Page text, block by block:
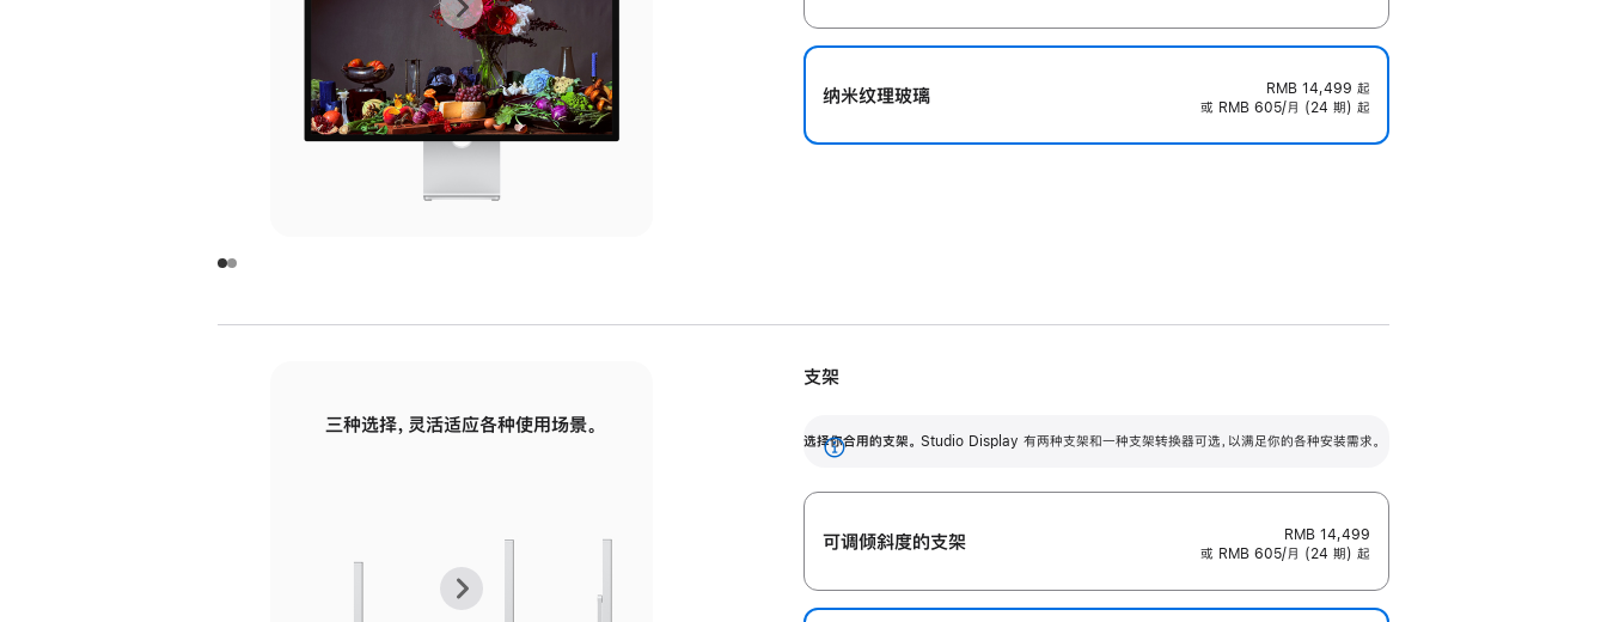
一
张
图
面
一
张
图
面
纳米纹理玻璃 RMB 14,499 起
或 RMB 605/月 (24 期) 起
三种选择，灵活适应各种使用场景。
调节范围。
毫米的高度调节范围。
上
下
支架
选择你合用的支架。 Studio Display 有两种支架和一种支架转换器可选，以满足你的各种安装需求。
展
开
可调倾斜度的支架
RMB 14,499
或 RMB 605/月 (24 期) 起